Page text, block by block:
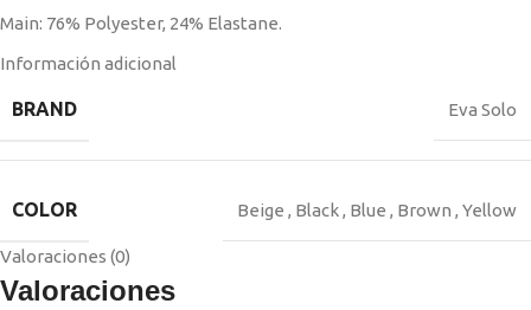
Main: 76% Polyester, 24% Elastane.
Información adicional
BRAND Eva Solo
COLOR Beige , Black, Blue , Brown , Yellow
Valoraciones (0)
Valoraciones